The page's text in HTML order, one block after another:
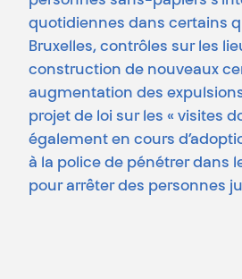
quotidiennes dans certains
Bruxelles, contrôles sur les
construction de nouveaux
augmentation des
projet de loi sur les « visites
également en cours
à la police de pénétrer dans
pour arrêter des personnes